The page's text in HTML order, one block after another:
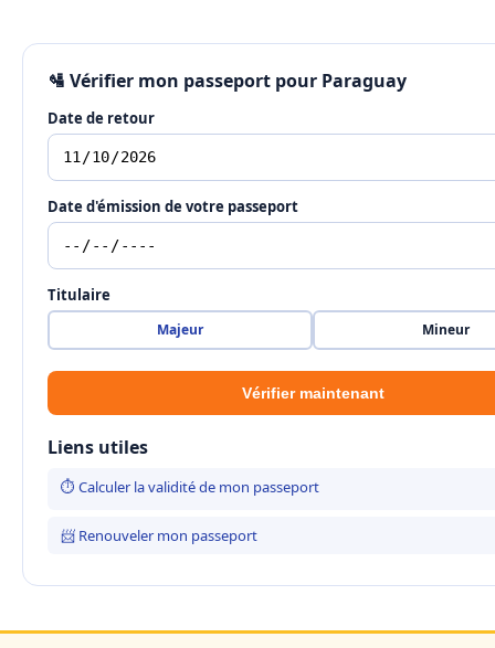
🛂 Vérifier mon passeport pour Paraguay
Date de retour
Date d'émission de votre passeport
Titulaire
Majeur Mineur
Vérifier maintenant
Liens utiles
⏱ Calculer la validité de mon passeport
📨 Renouveler mon passeport